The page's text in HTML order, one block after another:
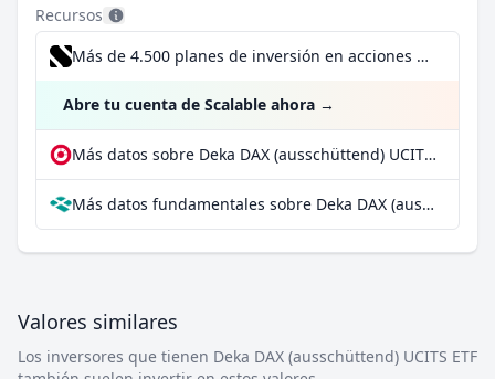
Recursos
Más de 4.500 planes de inversión en acciones desde 1 €
Abre tu cuenta de Scalable ahora →
Más datos sobre Deka DAX (ausschüttend) UCITS ETF en extraETF
Más datos fundamentales sobre Deka DAX (ausschüttend) UCITS ETF en Parqet
Valores similares
Los inversores que tienen Deka DAX (ausschüttend) UCITS ETF